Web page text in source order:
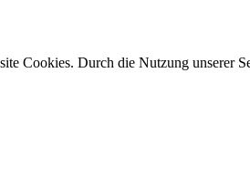
Cookies. Durch die Nutzung unserer